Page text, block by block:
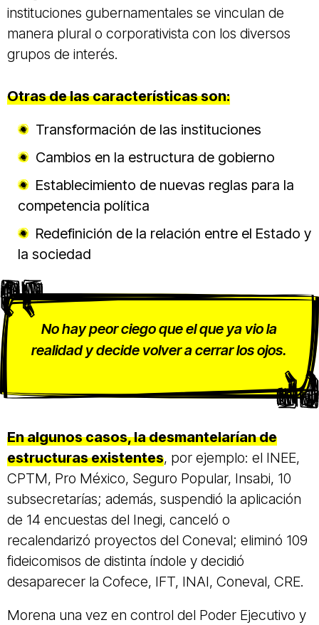
instituciones gubernamentales se vinculan de
manera plural o corporativista con los diversos
grupos de interés.
Otras de las características son:
Transformación de las instituciones
Cambios en la estructura de gobierno
Establecimiento de nuevas reglas para la
competencia política
Redefinición de la relación entre el Estado y
la sociedad
No hay peor ciego que el que ya vio la
realidad y decide volver a cerrar los ojos.
En algunos casos, la desmantelarían de
estructuras existentes, por ejemplo: el INEE,
CPTM, Pro México, Seguro Popular, Insabi, 10
subsecretarías; además, suspendió la aplicación
de 14 encuestas del Inegi, canceló o
recalendarizó proyectos del Coneval; eliminó 109
fideicomisos de distinta índole y decidió
desaparecer la Cofece, IFT, INAI, Coneval, CRE.
Morena una vez en control del Poder Ejecutivo y